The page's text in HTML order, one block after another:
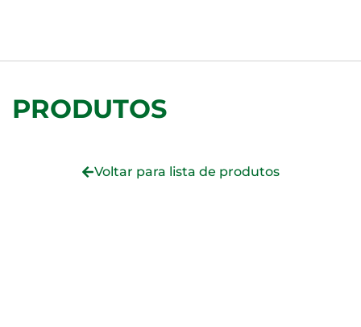
PRODUTOS
Voltar para lista de produtos